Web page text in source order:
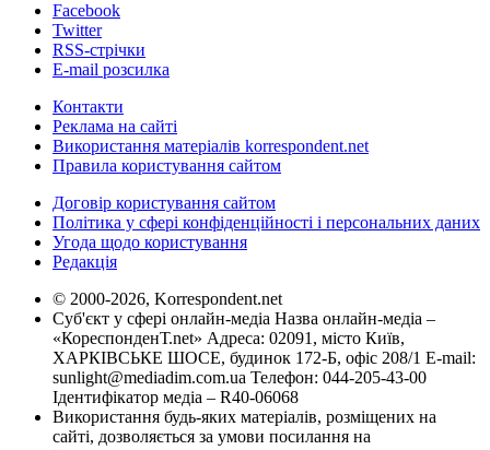
Facebook
Twitter
RSS-стрічки
E-mail розсилка
Контакти
Реклама на сайті
Використання матеріалів korrespondent.net
Правила користування сайтом
Договір користування сайтом
Політика у сфері конфіденційності і персональних даних
Угода щодо користування
Редакція
© 2000-2026, Korrespondent.net
Суб'єкт у сфері онлайн-медіа Назва онлайн-медіа –
«КореспонденТ.net» Адреса: 02091, місто Київ,
ХАРКІВСЬКЕ ШОСЕ, будинок 172-Б, офіс 208/1 E-mail:
sunlight@mediadim.com.ua Телефон: 044-205-43-00
Ідентифікатор медіа – R40-06068
Використання будь-яких матеріалів, розміщених на
сайті, дозволяється за умови посилання на